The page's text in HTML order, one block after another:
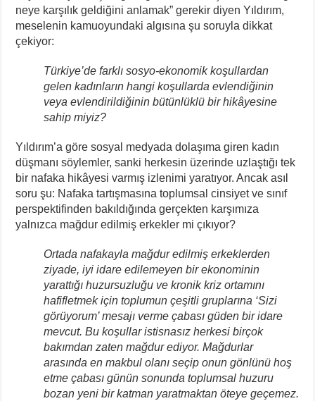
neye karşılık geldiğini anlamak” gerekir diyen Yıldırım,
meselenin kamuoyundaki algısına şu soruyla dikkat
çekiyor:
Türkiye’de farklı sosyo-ekonomik koşullardan
gelen kadınların hangi koşullarda evlendiğinin
veya evlendirildiğinin bütünlüklü bir hikâyesine
sahip miyiz?
Yıldırım’a göre sosyal medyada dolaşıma giren kadın
düşmanı söylemler, sanki herkesin üzerinde uzlaştığı tek
bir nafaka hikâyesi varmış izlenimi yaratıyor. Ancak asıl
soru şu: Nafaka tartışmasına toplumsal cinsiyet ve sınıf
perspektifinden bakıldığında gerçekten karşımıza
yalnızca mağdur edilmiş erkekler mi çıkıyor?
Ortada nafakayla mağdur edilmiş erkeklerden
ziyade, iyi idare edilemeyen bir ekonominin
yarattığı huzursuzluğu ve kronik kriz ortamını
hafifletmek için toplumun çeşitli gruplarına ‘Sizi
görüyorum’ mesajı verme çabası güden bir idare
mevcut. Bu koşullar istisnasız herkesi birçok
bakımdan zaten mağdur ediyor. Mağdurlar
arasında en makbul olanı seçip onun gönlünü hoş
etme çabası günün sonunda toplumsal huzuru
bozan yeni bir katman yaratmaktan öteye geçemez.